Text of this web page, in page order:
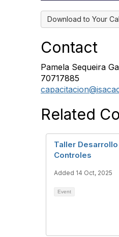
Download to Your
Contact
Pamela Sequeira
70717885
Related
Taller
Controles
Added 14 Oct, 2025
Event